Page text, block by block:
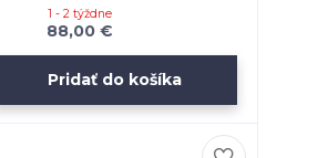
88,00 €
1 - 2 týždne
Pridať do košíka